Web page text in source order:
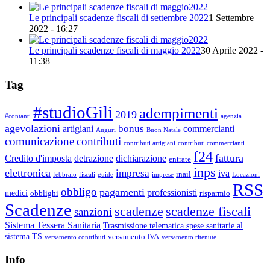
Le principali scadenze fiscali di settembre 20221 Settembre
2022 - 16:27
Le principali scadenze fiscali di maggio 202230 Aprile 2022 -
11:38
Tag
#contanti #studioGili 2019 adempimenti agenzia
agevolazioni artigiani Auguri bonus Buon Natale commercianti
comunicazionecontributi contributi artigiani contributi commercianti
Credito d'imposta detrazione dichiarazione entrate f24 fattura
elettronica febbraio fiscali guide impresa imprese inail inps iva Locazioni
medici obblighi obbligo pagamenti professionisti risparmio RSS
Scadenze sanzioni scadenze scadenze fiscali
Sistema Tessera Sanitaria Trasmissione telematica spese sanitarie al
sistema TS versamento contributi versamento IVA versamento ritenute
Info